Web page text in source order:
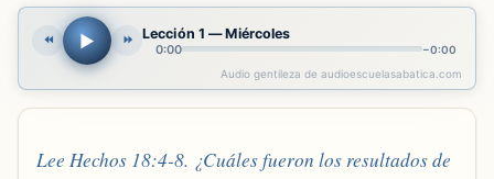
⏪ ▶ ⏩ Lección 1 — Miércoles
0:00 −0:00
Audio gentileza de audioescuelasabatica.com
Lee Hechos 18:4-8. ¿Cuáles fueron los resultados de